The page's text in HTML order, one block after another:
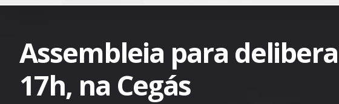
Assembleia para
17h, na Cegás